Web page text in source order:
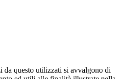
da questo utilizzati si avvalgono di